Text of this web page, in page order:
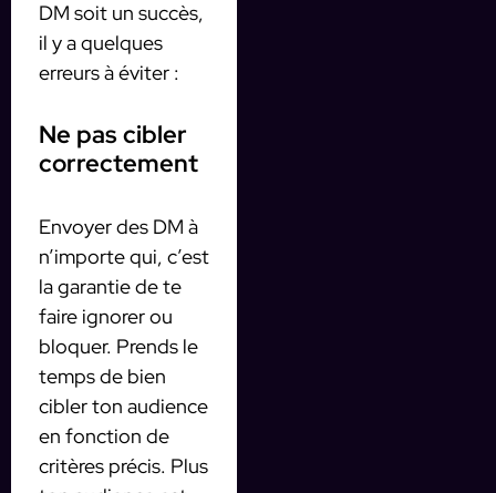
DM soit un succès,
il y a quelques
erreurs à éviter :
Ne pas cibler
correctement
Envoyer des DM à
n’importe qui, c’est
la garantie de te
faire ignorer ou
bloquer. Prends le
temps de bien
cibler ton audience
en fonction de
critères précis. Plus